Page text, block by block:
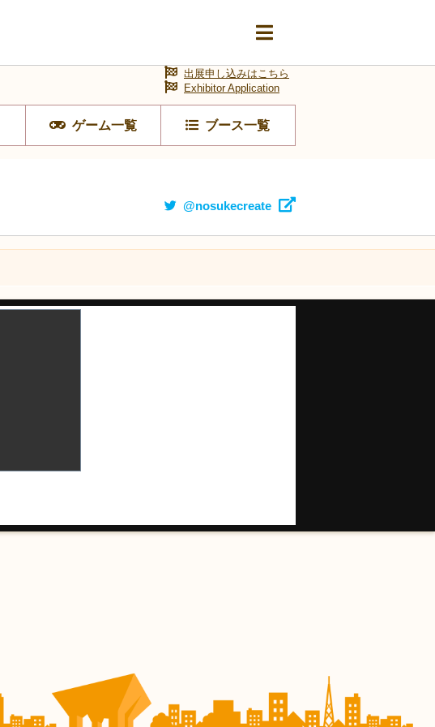
ゲーム一覧 ブース一覧
出展申し込みはこちら
Exhibitor Application
@nosukecreate